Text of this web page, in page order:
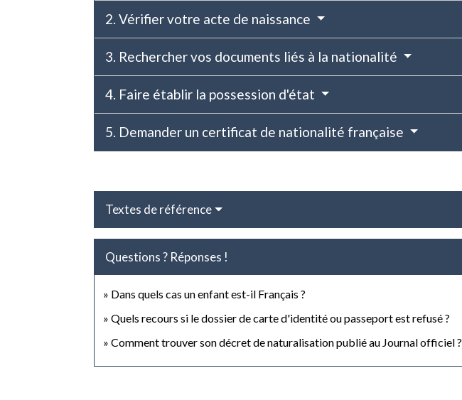
2. Vérifier votre acte de naissance
3. Rechercher vos documents liés à la nationalité
4. Faire établir la possession d'état
5. Demander un certificat de nationalité française
Textes de référence
Questions ? Réponses !
Dans quels cas un enfant est-il Français ?
Quels recours si le dossier de carte d'identité ou passeport est refusé ?
Comment trouver son décret de naturalisation publié au Journal officiel ?